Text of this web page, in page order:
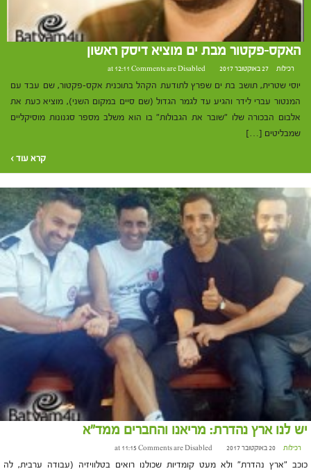
האקס-פקטור מבת ים מוציא דיסק ראשון
רכילות 27 באוקטובר 2017 at 12:11 Comments are Disabled
יוסי שטרית, תושב בת ים שפרץ לתודעת הקהל בתוכנית אקס-פקטור, שם עבד עם
המנטור עברי לידר והגיע עד לגמר הגדול (שם סיים במקום השני), מוציא כעת את
אלבום הבכורה שלו "שובר את הגבולות" בו הוא משלב מספר סגנונות מוסיקליים
שמבליטים […]
קרא עוד ›
יש לנו ארץ נהדרת: מריאנו והחברים ממד"א
רכילות 20 באוקטובר 2017 at 11:15 Comments are Disabled
כוכב "ארץ נהדרת" ולא מעט קומדיות שכולנו רואים בטלוויזיה (עבודה ערבית, לה